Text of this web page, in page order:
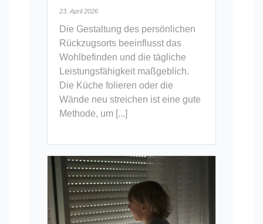
23. April 2026
Die Gestaltung des persönlichen
Rückzugsorts beeinflusst das
Wohlbefinden und die tägliche
Leistungsfähigkeit maßgeblich.
Die Küche folieren oder die
Wände neu streichen ist eine gute
Methode, um [...]